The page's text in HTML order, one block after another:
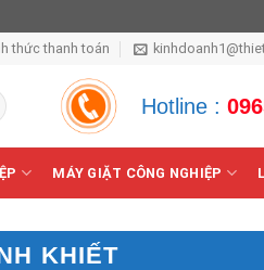
thức thanh toán
Hotline :
MÁY GIẶT CÔNG NGHIỆP
KHIẾT